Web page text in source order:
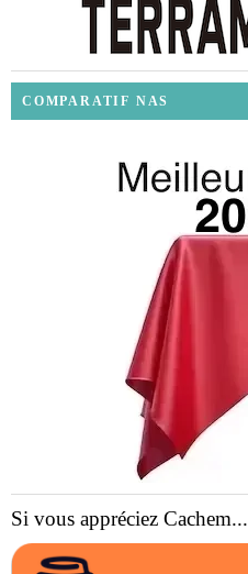
COMPARATIF NAS
Si vous appréciez Cachem...